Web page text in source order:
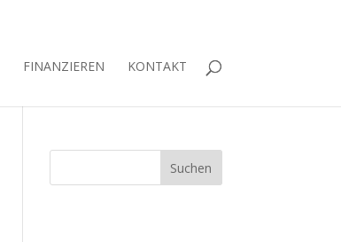
FINANZIEREN KONTAKT